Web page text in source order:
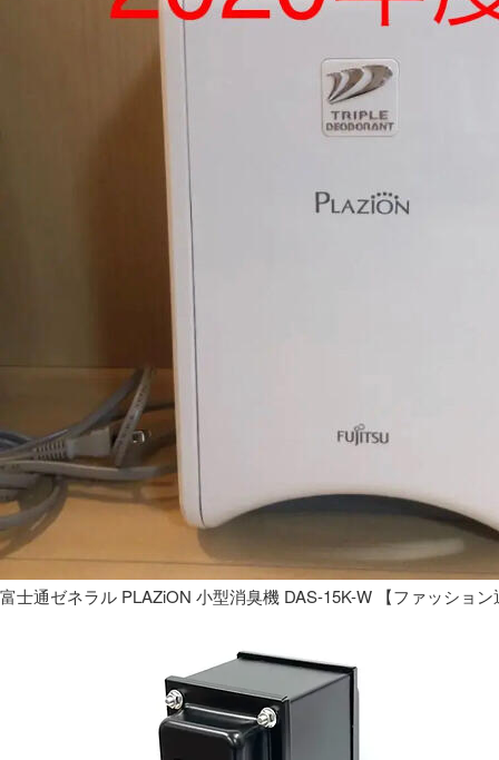
富士通ゼネラル PLAZiON 小型消臭機 DAS-15K-W 【ファッション